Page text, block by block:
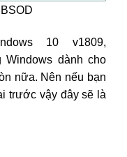
10 v1809,
Windows dành cho
nữa. Nên nếu bạn
trước vậy đây sẽ là